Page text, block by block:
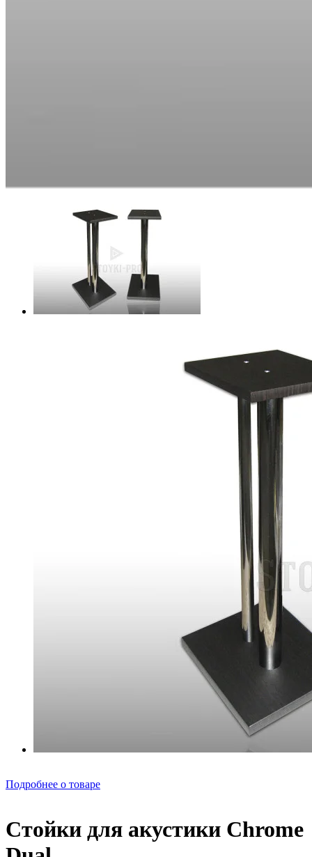
Подробнее о товаре
Стойки для акустики Chrome